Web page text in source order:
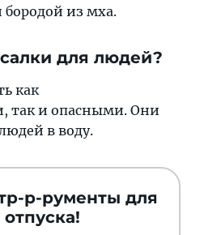
из мха.
для людей?
как
так и опасными. Они
в воду.
р-рументы для